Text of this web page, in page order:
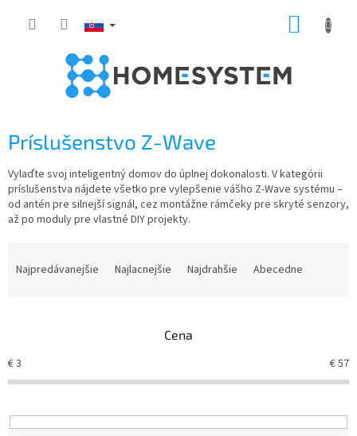
Príslušenstvo Z-Wave
Vylaďte svoj inteligentný domov do úplnej dokonalosti. V kategórii
príslušenstva nájdete všetko pre vylepšenie vášho Z-Wave systému –
od antén pre silnejší signál, cez montážne rámčeky pre skryté senzory,
až po moduly pre vlastné DIY projekty.
e
p
r
d
Najpredávanejšie Najlacnejšie Najdrahšie Abecedne
Cena
€3 €57